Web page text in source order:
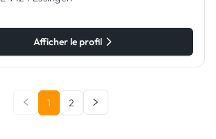
Afficher le profil
1 2